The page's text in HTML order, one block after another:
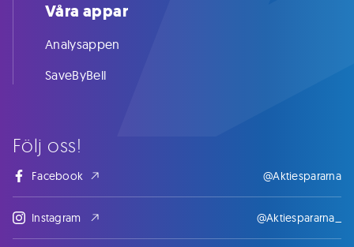
Följ oss!
Facebook @Aktiespararna
Instagram @Aktiespararna_
Våra appar
Analysappen
SaveByBell